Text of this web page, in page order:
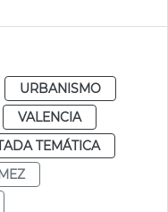
URBANISMO
VALENCIA
TEMÁTICA